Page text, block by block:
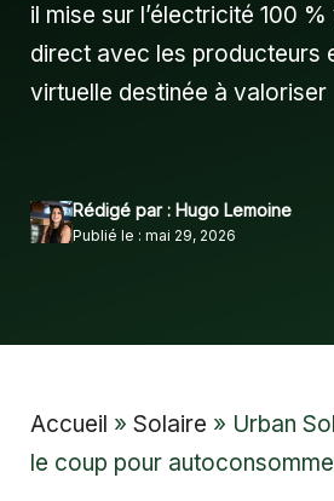
il mise sur l’électricité 100
direct avec les producteurs
virtuelle destinée à valoriser
Rédigé par : Hugo Lemoine
Publié le : mai 29, 2026
Accueil » Solaire » Urban
le coup pour